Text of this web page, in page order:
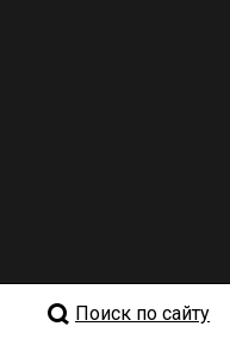
Поиск по сайту